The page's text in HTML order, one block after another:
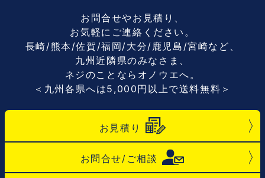
お問合せやお見積り、
お気軽にご連絡ください。
長崎/熊本/佐賀/福岡/大分/鹿児島/宮崎など、
九州近隣県のみなさま、
ネジのことならオノウエへ。
＜九州各県へは5,000円以上で送料無料＞
お見積り
お問合せ/ご相談